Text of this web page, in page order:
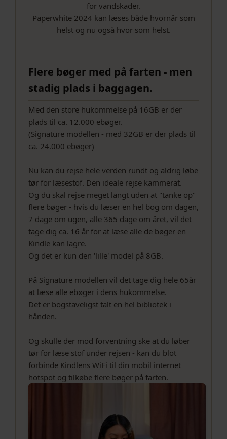
for vandskader.
Paperwhite 2024 kan læses både hvornår som
helst og nu også hvor som helst.
Flere bøger med på farten - men
stadig plads i baggagen.
Med den store hukommelse på 16GB er der
plads til ca. 12.000 ebøger.
(Signature modellen - med 32GB er der plads til
ca. 24.000 ebøger)
Nu kan du rejse hele verden rundt og aldrig løbe
tør for læsestof. Den ideale rejse kammerat.
Og du skal rejse meget langt uden at "tanke op"
flere bøger - hvis du læser en hel bog om dagen,
7 dage om ugen, alle 365 dage om året, vil det
tage dig ca. 16 år for at læse alle de bøger en
Kindle kan lagre.
Og det er kun den 'lille' model på 8GB.
På Signature modellen vil det tage dig hele 65år
at læse alle ebøger i dens hukommelse.
Det er bogstaveligst talt en hel bibliotek i
hånden.
Og skulle der mod forventning ske at du løber
tør for læse stof under rejsen - kan du blot
forbinde Kindlens WiFi til din mobil internet
hotspot og tilkøbe flere bøger på farten.